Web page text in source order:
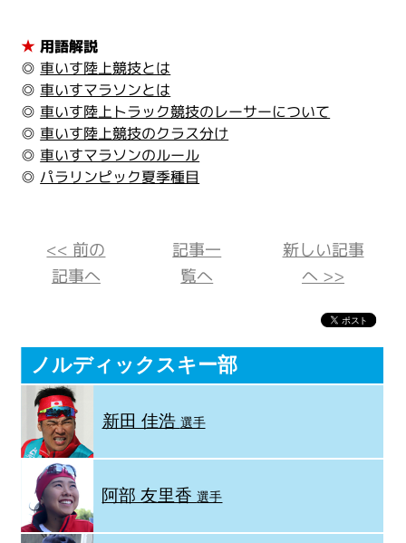
★ 用語解説
◎車いす陸上競技とは
◎車いすマラソンとは
◎車いす陸上トラック競技のレーサーについて
◎車いす陸上競技のクラス分け
◎車いすマラソンのルール
◎ パラリンピック夏季種目
<< 前の
記事へ
記事一
覧へ
新しい記事
へ >>
ノルディックスキー部
新田 佳浩 選手
阿部 友里香選手